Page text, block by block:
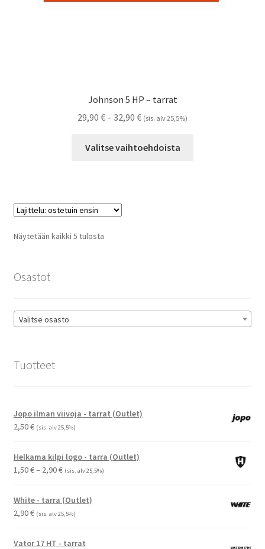
Johnson 5 HP – tarrat
29,90 €– 32,90 €Hintaluokka:
-
(sis. alv 25,5%)
Valitse vaihtoehdoista
Näytetään kaikki 5 tulostaSuosituimmat
Osastot
Valitse osasto
Tuotteet
Jopo ilman viivoja - tarrat (Outlet)
2,50€ (sis. alv 25,5%)
Helkama kilpi logo - tarra (Outlet)
1,50€– 2,90€Hintaluokka:
-
2,90 €
(sis. alv 25,5%)
White - tarra (Outlet)
2,90€ (sis. alv 25,5%)
Vator 17 HT - tarrat